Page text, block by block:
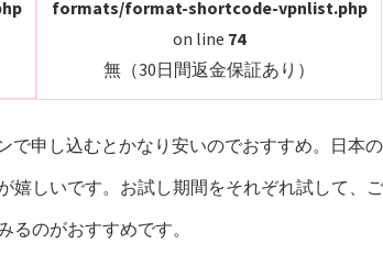
formats/format-shortcode-vpnlist.php
on line 74
無（30日間返金保証あり）
で申し込むとかなり安いのでおすすめ。日本
嬉しいです。お試し期間をそれぞれ試して、
のがおすすめです。